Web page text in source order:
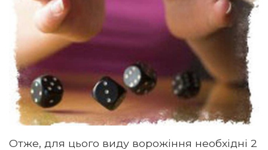
Отже, для цього виду ворожіння необхідні 2